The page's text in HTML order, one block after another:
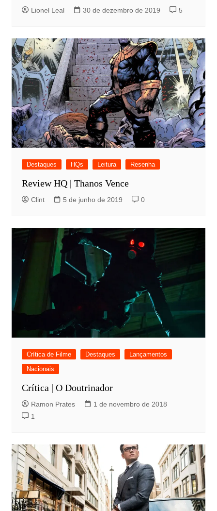
Lionel Leal 30 de dezembro de 2019 5
Destaques HQs Leitura Resenha
Review HQ | Thanos Vence
Clint 5 de junho de 2019 0
Crítica de Filme Destaques
Lançamentos
Nacionais
Crítica | O Doutrinador
Ramon Prates
1 de novembro de 2018
1